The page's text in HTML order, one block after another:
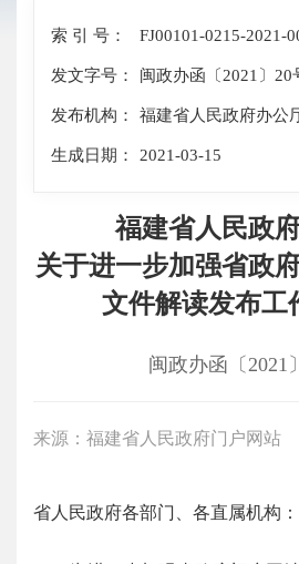
索 引 号： FJ00101-0215-2021-
发文字号： 闽政办函〔2021〕20
发布机构： 福建省人民政府办公
生成日期： 2021-03-15
福建省人民政
关于进一步加强省政
文件解读发布工
闽政办函〔2021
来源：福建省人民政府门户网站
省人民政府各部门、各直属机构：